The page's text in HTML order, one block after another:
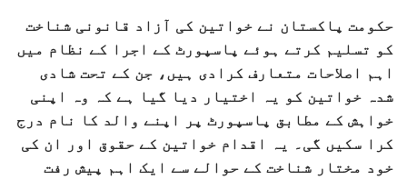
حکومت پاکستان نے خواتین کی آزاد قانونی شناخت
کو تسلیم کرتے ہوئے پاسپورٹ کے اجرا کے نظام میں
اہم اصلاحات متعارف کرادی ہیں، جن کے تحت شادی
شدہ خواتین کو یہ اختیار دیا گیا ہے کہ وہ اپنی
خواہش کے مطابق پاسپورٹ پر اپنے والد کا نام درج
کرا سکیں گی۔ یہ اقدام خواتین کے حقوق اور ان کی
خود مختار شناخت کے حوالے سے ایک اہم پیش رفت